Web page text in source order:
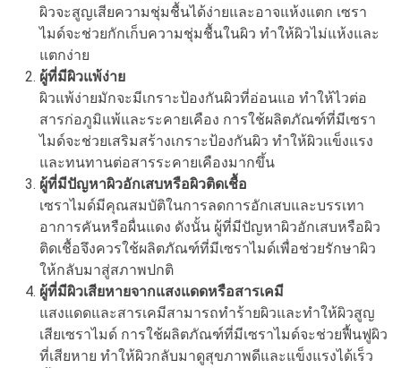
ผิวจะสูญเสียความชุ่มชื้นได้ง่ายและอาจแห้งแตก เซรา
ไมด์จะช่วยกักเก็บความชุ่มชื้นในผิว ทำให้ผิวไม่แห้งและ
แตกง่าย
ผู้ที่มีผิวแพ้ง่าย
ผิวแพ้ง่ายมักจะมีเกราะป้องกันผิวที่อ่อนแอ ทำให้ไวต่อ
สารก่อภูมิแพ้และระคายเคือง การใช้ผลิตภัณฑ์ที่มีเซรา
ไมด์จะช่วยเสริมสร้างเกราะป้องกันผิว ทำให้ผิวแข็งแรง
และทนทานต่อสารระคายเคืองมากขึ้น
ผู้ที่มีปัญหาผิวอักเสบหรือผิวติดเชื้อ
เซราไมด์มีคุณสมบัติในการลดการอักเสบและบรรเทา
อาการคันหรือผื่นแดง ดังนั้น ผู้ที่มีปัญหาผิวอักเสบหรือผิว
ติดเชื้อจึงควรใช้ผลิตภัณฑ์ที่มีเซราไมด์เพื่อช่วยรักษาผิว
ให้กลับมาสู่สภาพปกติ
ผู้ที่มีผิวเสียหายจากแสงแดดหรือสารเคมี
แสงแดดและสารเคมีสามารถทำร้ายผิวและทำให้ผิวสูญ
เสียเซราไมด์ การใช้ผลิตภัณฑ์ที่มีเซราไมด์จะช่วยฟื้นฟูผิว
ที่เสียหาย ทำให้ผิวกลับมาดูสุขภาพดีและแข็งแรงได้เร็ว